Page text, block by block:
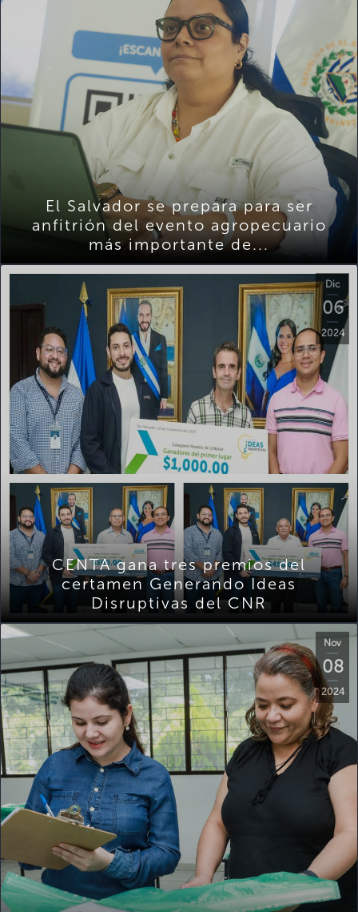
El Salvador se prepara para ser
anfitrión del evento agropecuario
más importante de...
Dic
06
2024
CENTA gana tres premios del
certamen Generando Ideas
Disruptivas del CNR
Nov
08
2024